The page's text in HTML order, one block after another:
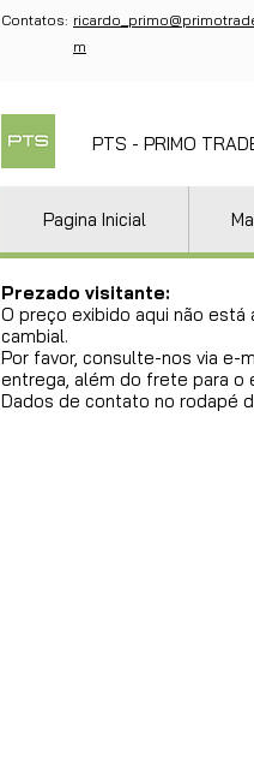
Contatos:
m
PTS - PRIMO
Pagina Inicial
Prezado visitante:
O preço exibido aqui não
cambial.
Por favor, consulte-nos via e-
entrega, além do frete para o
Dados de contato no rodapé